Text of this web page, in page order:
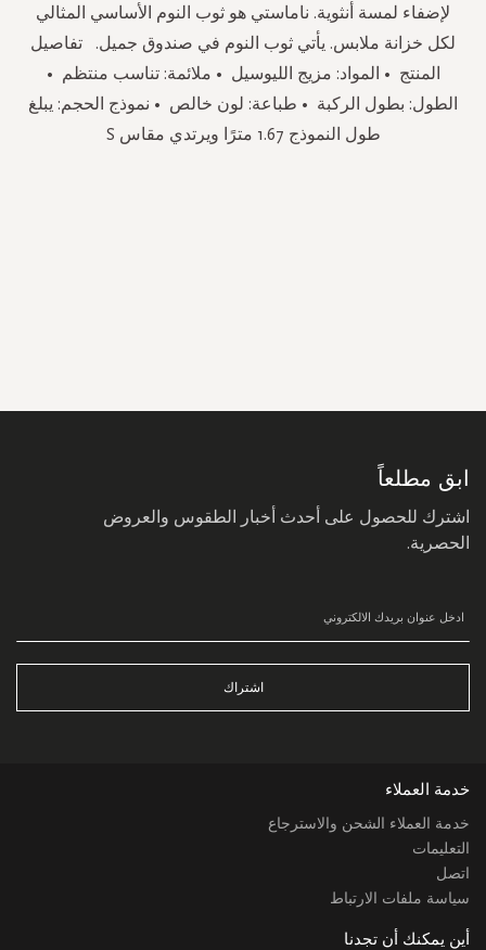
لإضفاء لمسة أنثوية. ناماستي هو ثوب النوم الأساسي المثالي
لكل خزانة ملابس. يأتي ثوب النوم في صندوق جميل. تفاصيل
المنتج • المواد: مزيج الليوسيل • ملائمة: تناسب منتظم •
الطول: بطول الركبة • طباعة: لون خالص • نموذج الحجم: يبلغ
طول النموذج 1.67 مترًا ويرتدي مقاس S
ابق مطلعاً
اشترك للحصول على أحدث أخبار الطقوس والعروض
الحصرية.
اشتراك
خدمة العملاء
خدمة العملاء الشحن والاسترجاع
التعليمات
اتصل
سياسة ملفات الارتباط
أين يمكنك أن تجدنا